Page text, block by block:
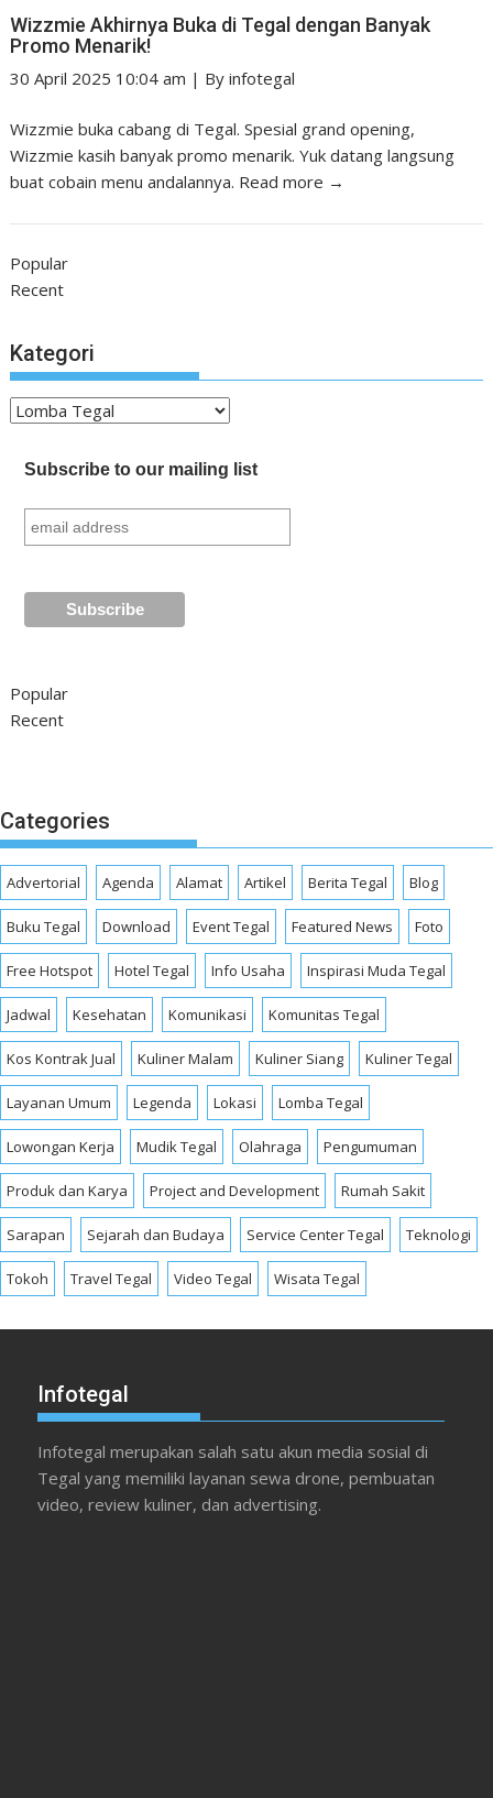
Wizzmie Akhirnya Buka di Tegal dengan Banyak
Promo Menarik!
30 April 2025 10:04 am | Byinfotegal
Wizzmie buka cabang di Tegal. Spesial grand opening,
Wizzmie kasih banyak promo menarik. Yuk datang langsung
buat cobain menu andalannya. Read more →
Popular
Recent
Kategori
Kategori
Subscribe to our mailing list
Popular
Recent
Categories
Advertorial Agenda Alamat Artikel Berita Tegal Blog
Buku Tegal Download Event Tegal Featured News Foto
Free Hotspot Hotel Tegal Info Usaha Inspirasi Muda Tegal
Jadwal Kesehatan Komunikasi Komunitas Tegal
Kos Kontrak Jual Kuliner Malam Kuliner Siang Kuliner Tegal
Layanan Umum Legenda Lokasi Lomba Tegal
Lowongan Kerja Mudik Tegal Olahraga Pengumuman
Produk dan Karya Project and Development Rumah Sakit
Sarapan Sejarah dan Budaya Service Center Tegal Teknologi
Tokoh Travel Tegal Video Tegal Wisata Tegal
Infotegal
Infotegal merupakan salah satu akun media sosial di
Tegal yang memiliki layanan sewa drone, pembuatan
video, review kuliner, dan advertising.